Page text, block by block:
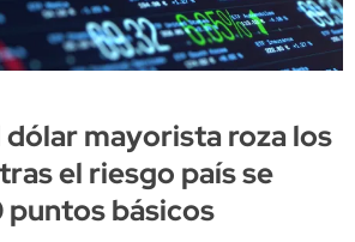
dólar mayorista roza los
el riesgo país se
puntos básicos